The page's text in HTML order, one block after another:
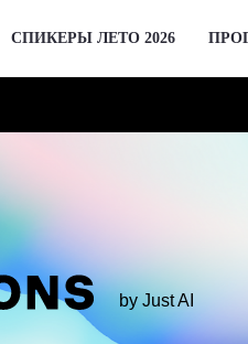
СПИКЕРЫ ЛЕТО 2026
by Just AI